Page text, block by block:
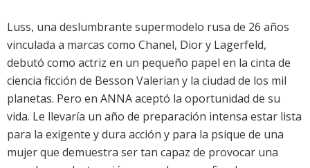
Luss, una deslumbrante supermodelo rusa de 26 años
vinculada a marcas como Chanel, Dior y Lagerfeld,
debutó como actriz en un pequeño papel en la cinta de
ciencia ficción de Besson Valerian y la ciudad de los mil
planetas. Pero en ANNA aceptó la oportunidad de su
vida. Le llevaría un año de preparación intensa estar lista
para la exigente y dura acción y para la psique de una
mujer que demuestra ser tan capaz de provocar una